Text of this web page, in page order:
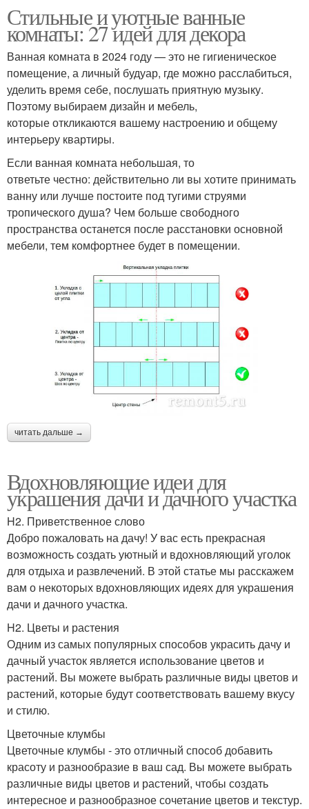
Стильные и уютные ванные
комнаты: 27 идей для декора
Ванная комната в 2024 году — это не гигиеническое
помещение, а личный будуар, где можно расслабиться,
уделить время себе, послушать приятную музыку.
Поэтому выбираем дизайн и мебель,
которые откликаются вашему настроению и общему
интерьеру квартиры.
Если ванная комната небольшая, то
ответьте честно: действительно ли вы хотите принимать
ванну или лучше постоите под тугими струями
тропического душа? Чем больше свободного
пространства останется после расстановки основной
мебели, тем комфортнее будет в помещении.
читать дальше →
Вдохновляющие идеи для
украшения дачи и дачного участка
H2. Приветственное слово
Добро пожаловать на дачу! У вас есть прекрасная
возможность создать уютный и вдохновляющий уголок
для отдыха и развлечений. В этой статье мы расскажем
вам о некоторых вдохновляющих идеях для украшения
дачи и дачного участка.
H2. Цветы и растения
Одним из самых популярных способов украсить дачу и
дачный участок является использование цветов и
растений. Вы можете выбрать различные виды цветов и
растений, которые будут соответствовать вашему вкусу
и стилю.
Цветочные клумбы
Цветочные клумбы - это отличный способ добавить
красоту и разнообразие в ваш сад. Вы можете выбрать
различные виды цветов и растений, чтобы создать
интересное и разнообразное сочетание цветов и текстур.